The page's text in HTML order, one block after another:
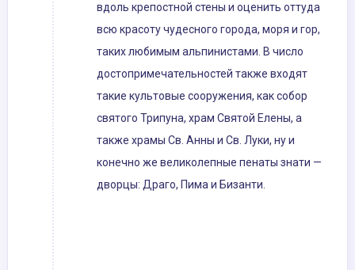
вдоль крепостной стены и оценить оттуда
всю красоту чудесного города, моря и гор,
таких любимым альпинистами. В число
достопримечательностей также входят
такие культовые сооружения, как собор
святого Трипуна, храм Святой Елены, а
также храмы Св. Анны и Св. Луки, ну и
конечно же великолепные пенаты знати —
дворцы: Драго, Пима и Бизанти.